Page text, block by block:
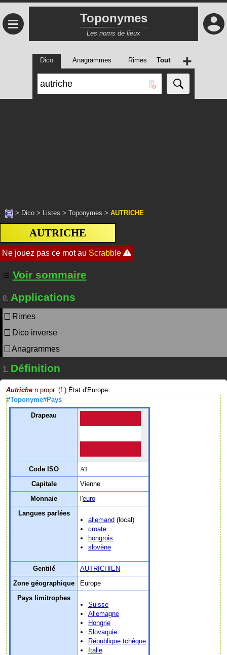
≡ Toponymes
Les noms de lieux
Dico Anagrammes Rimes Tout +
> Dico > Listes > Toponymes > AUTRICHE
AUTRICHE
Voir sommaire
0. Applications
Rimes
Dico inverse
Anagrammes
1. Définition
Autriche n.propr. (f.) État d'Europe.
#Toponyme#Pays
Drapeau
Code ISO
AT
Capitale
Vienne
Monnaie
l'euro
Langues parlées
allemand (local)
croate
hongrois
slovène
Gentilé
AUTRICHIEN
Zone géographique
Europe
Pays limitrophes
Suisse
Allemagne
Hongrie
Slovaquie
République tchèque
Italie